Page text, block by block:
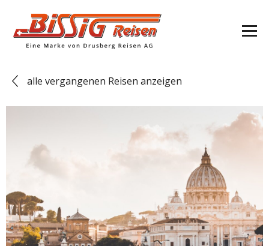
alle vergangenen Reisen anzeigen